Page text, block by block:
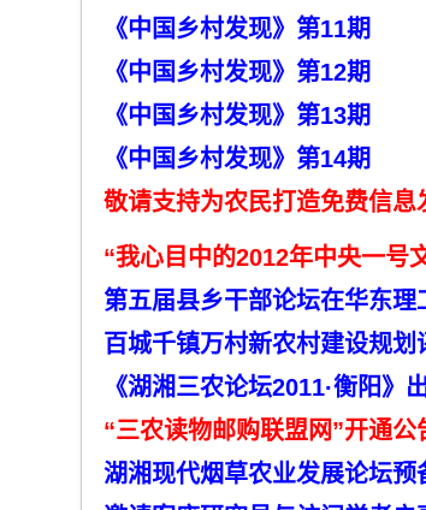
《中国乡村发现》 第11期
《中国乡村发现》第12期
《中国乡村发现》第13期
《中 国 乡村发现》第14期
敬请支持为农民打造免费信息
“我心目中的2012年中央一号
第五届县乡干部论坛在华东理
百城千镇万村新农村建设规划
《湖湘三农论坛2011·衡阳》
“三农读物邮购联盟网”开通公
湖湘现代烟草农业发展论坛预